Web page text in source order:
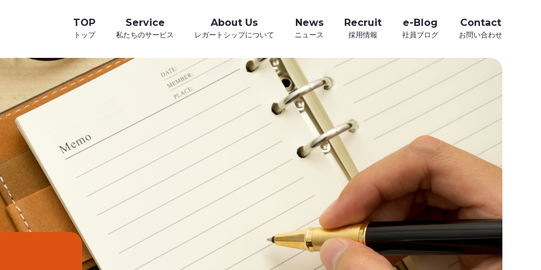
TOP Service About Us News Recruit e-Blog Contact